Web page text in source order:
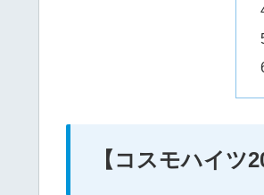
【コスモハイツ